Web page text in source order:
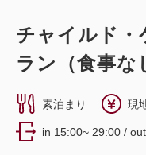
チャイルド・
ラン（食事な
素泊まり 現
in 15:00~ 29:00 /